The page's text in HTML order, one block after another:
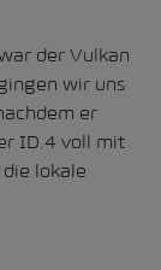
der Vulkan
wir uns
er
ID.4 voll mit
lokale